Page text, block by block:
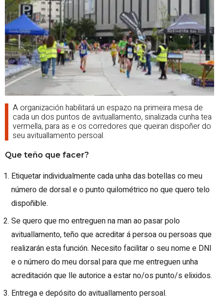
A organización habilitará un espazo na primeira mesa de
cada un dos puntos de avituallamento, sinalizada cunha tea
vermella, para as e os corredores que queiran dispoñer do
seu avituallamento persoal.
Que teño que facer?
Etiquetar individualmente cada unha das botellas co meu
número de dorsal e o punto quilométrico no que quero telo
dispoñible.
Se quero que mo entreguen na man ao pasar polo
avituallamento, teño que acreditar á persoa ou persoas que
realizarán esta función. Necesito facilitar o seu nome e DNI
e o número do meu dorsal para que me entreguen unha
acreditación que lle autorice a estar no/os punto/s elixidos.
Entrega e depósito do avituallamento persoal.